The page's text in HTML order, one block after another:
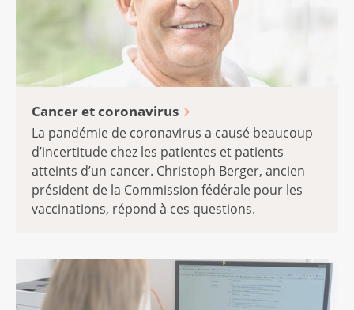
Cancer et coronavirus
La pandémie de coronavirus a causé beaucoup
d’incertitude chez les patientes et patients
atteints d’un cancer. Christoph Berger, ancien
président de la Commission fédérale pour les
vaccinations, répond à ces questions.